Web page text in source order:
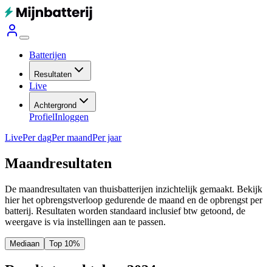
Batterijen
Resultaten
Live
Achtergrond
ProfielInloggen
LivePer dagPer maandPer jaar
Maandresultaten
De maandresultaten van thuisbatterijen inzichtelijk gemaakt. Bekijk
hier het opbrengstverloop gedurende de maand en de opbrengst per
batterij. Resultaten worden standaard inclusief btw getoond, de
weergave is via instellingen aan te passen.
Mediaan Top 10%